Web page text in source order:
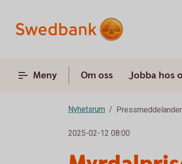
Meny Om oss Jobba hos
Nyhetsrum
2025-02-12 08:00